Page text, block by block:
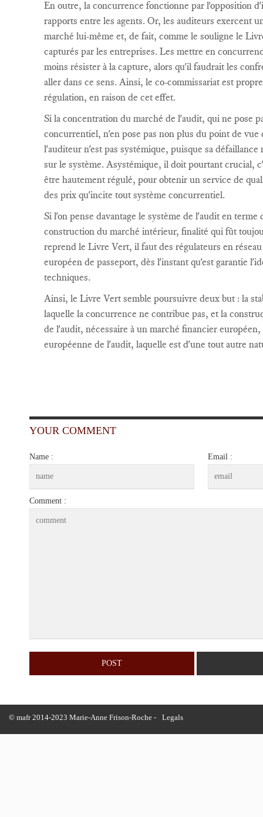
En outre, la concurrence fonctionne par l'opposition
rapports entre les agents. Or, les auditeurs exercent
marché lui-même et, de fait, comme le souligne le
capturés par les entreprises. Les mettre en
moins résister à la capture, alors qu'il faudrait les
aller dans ce sens. Ainsi, le co-commissariat est
régulation, en raison de cet effet.
Si la concentration du marché de l'audit, qui ne pose
concurrentiel, n'en pose pas non plus du point de vue
l'auditeur n'est pas systémique, puisque sa
sur le système. Asystémique, il doit pourtant crucial,
être hautement régulé, pour obtenir un service de
des prix qu'incite tout système concurrentiel.
Si l'on pense davantage le système de l'audit en terme
construction du marché intérieur, finalité qui fût
reprend le Livre Vert, il faut des régulateurs en
européen de passeport, dès l'instant qu'est garantie
techniques.
Ainsi, le Livre Vert semble poursuivre deux but : la
laquelle la concurrence ne contribue pas, et la
de l'audit, nécessaire à un marché financier
européenne de l'audit, laquelle est d'une tout autre
YOUR COMMENT
Name : Email :
Comment :
© mafr 2014-2023 Marie-Anne Frison-Roche - Legals